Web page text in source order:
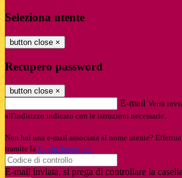
Seleziona utente
button close ×
Recupero password
button close ×
E-mail Verrà
all'indirizzo indicato con le istruzioni necessarie.
Non hai una e-mail associata al nome utente?
tramite la Login Spaggiari
E-mail inviata, si prega di controllare la